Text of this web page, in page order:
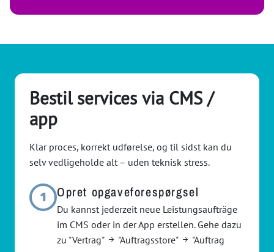
Bestil services via CMS /
app
Klar proces, korrekt udførelse, og til sidst kan du
selv vedligeholde alt – uden teknisk stress.
1 Opret opgaveforespørgsel
Du kannst jederzeit neue Leistungsaufträge
im CMS oder in der App erstellen. Gehe dazu
zu "Vertrag"
"Auftragsstore"
"Auftrag